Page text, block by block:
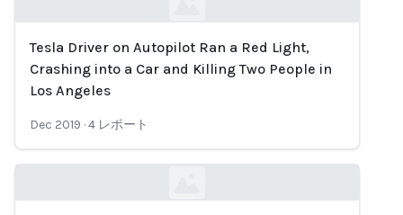
Loading...
Tesla Driver on Autopilot Ran a Red Light,
Crashing into a Car and Killing Two People in
Los Angeles
Dec 2019 ·4 レポート